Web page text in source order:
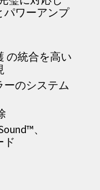
パワーアンプ
の統合を高い
のシステム
、
ド